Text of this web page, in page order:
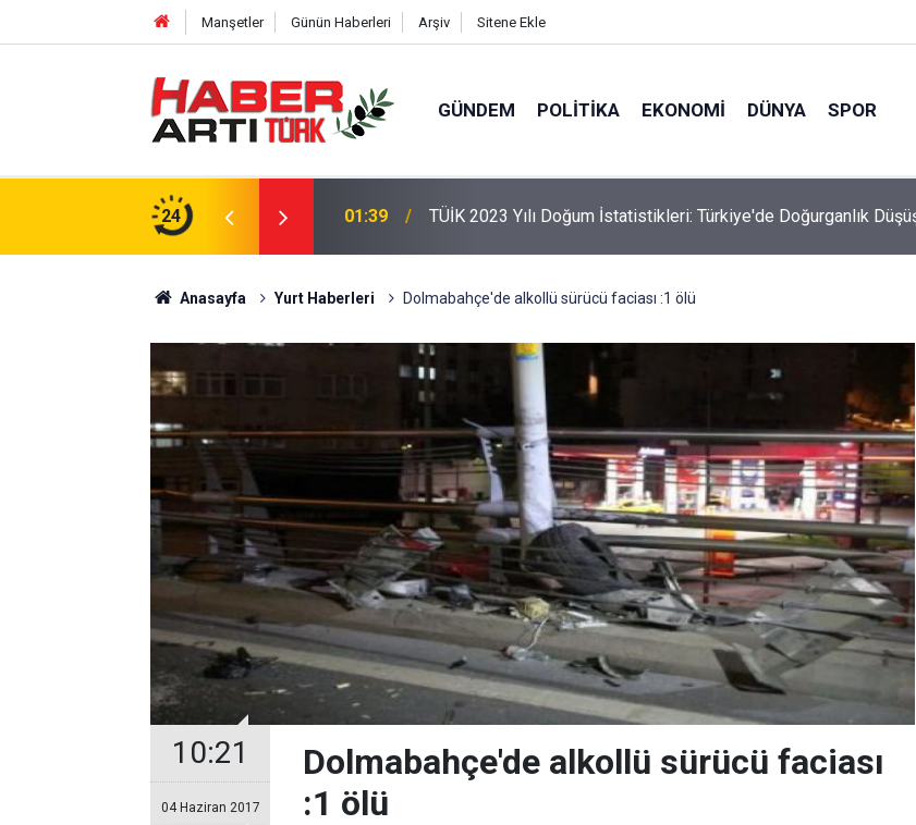
Manşetler Günün Haberleri Arşiv Sitene Ekle
GÜNDEM POLITIKA EKONOMI DÜNYA SPOR
24
Türkiye'de Doğurganlık Düşüşte 22:47 16 Maddelik Maden Kanunu Teklif Kabul Edildi
Anasayfa Yurt Haberleri Dolmabahçe'de alkollü sürücü faciası :1 ölü
10:21
04 Haziran 2017
Dolmabahçe'de alkollü sürücü faciası
:1 ölü